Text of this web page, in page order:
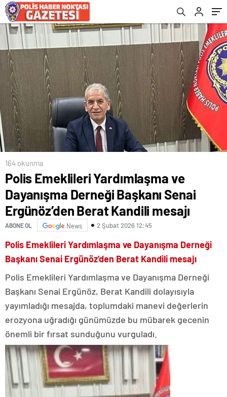
Kandili mesajı
164 okunma
Polis Emeklileri Yardımlaşma ve
Dayanışma Derneği Başkanı Senai
Ergünöz’den Berat Kandili mesajı
ABONE OL News 2 Şubat 2026 12:45
Polis Emeklileri Yardımlaşma ve Dayanışma Derneği
Başkanı Senai Ergünöz’den Berat Kandili mesajı
Polis Emeklileri Yardımlaşma ve Dayanışma Derneği
Başkanı Senai Ergünöz, Berat Kandili dolayısıyla
yayımladığı mesajda, toplumdaki manevi değerlerin
erozyona uğradığı günümüzde bu mübarek gecenin
önemli bir fırsat sunduğunu vurguladı.